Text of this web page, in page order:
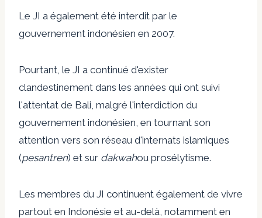
Le JI a également été interdit par le
gouvernement indonésien en 2007.
Pourtant, le JI a continué d'exister
clandestinement dans les années qui ont suivi
l'attentat de Bali, malgré l'interdiction du
gouvernement indonésien, en tournant son
attention vers son réseau d'internats islamiques
(pesantren) et sur dakwahou prosélytisme.
Les membres du JI continuent également de vivre
partout en Indonésie et au-delà, notamment en